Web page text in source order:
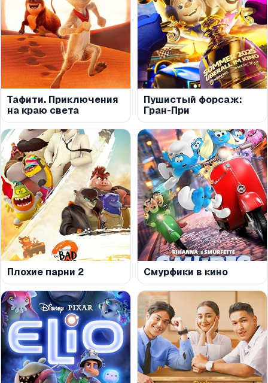
Тафити. Приключения
на краю света
Пушистый форсаж:
Гран-При
Плохие парни 2 Смурфики в кино